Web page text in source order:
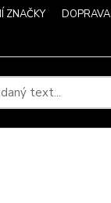
ZNAČKY DOPRAVA